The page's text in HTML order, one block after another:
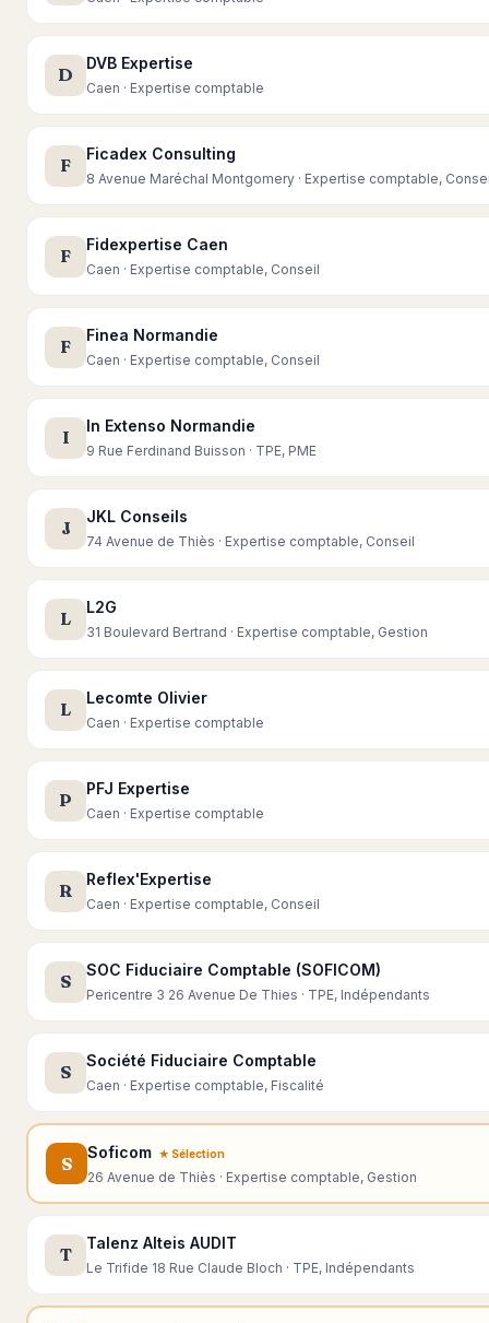
D
DVB Expertise
Caen · Expertise comptable
F
Ficadex Consulting
8 Avenue Maréchal Montgomery · Expertise comptable,
F
Fidexpertise Caen
Caen · Expertise comptable, Conseil
F
Finea Normandie
Caen · Expertise comptable, Conseil
I
In Extenso Normandie
9 Rue Ferdinand Buisson · TPE, PME
J
JKL Conseils
74 Avenue de Thiès · Expertise comptable, Conseil
L
L2G
31 Boulevard Bertrand · Expertise comptable, Gestion
L
Lecomte Olivier
Caen · Expertise comptable
P
PFJ Expertise
Caen · Expertise comptable
R
Reflex'Expertise
Caen · Expertise comptable, Conseil
S
SOC Fiduciaire Comptable (SOFICOM)
Pericentre 3 26 Avenue De Thies · TPE, Indépendants
S
Société Fiduciaire Comptable
Caen · Expertise comptable, Fiscalité
S
Soficom ★ Sélection
26 Avenue de Thiès · Expertise comptable, Gestion
T
Talenz Alteis AUDIT
Le Trifide 18 Rue Claude Bloch · TPE, Indépendants